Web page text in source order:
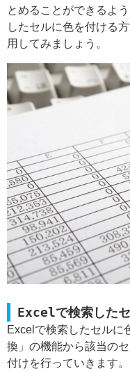
とめることができるよ
したセルに色を付ける
用してみましょう。
Excelで検索した
Excelで検索したセルに
換」の機能から該当の
付けを行っていきます